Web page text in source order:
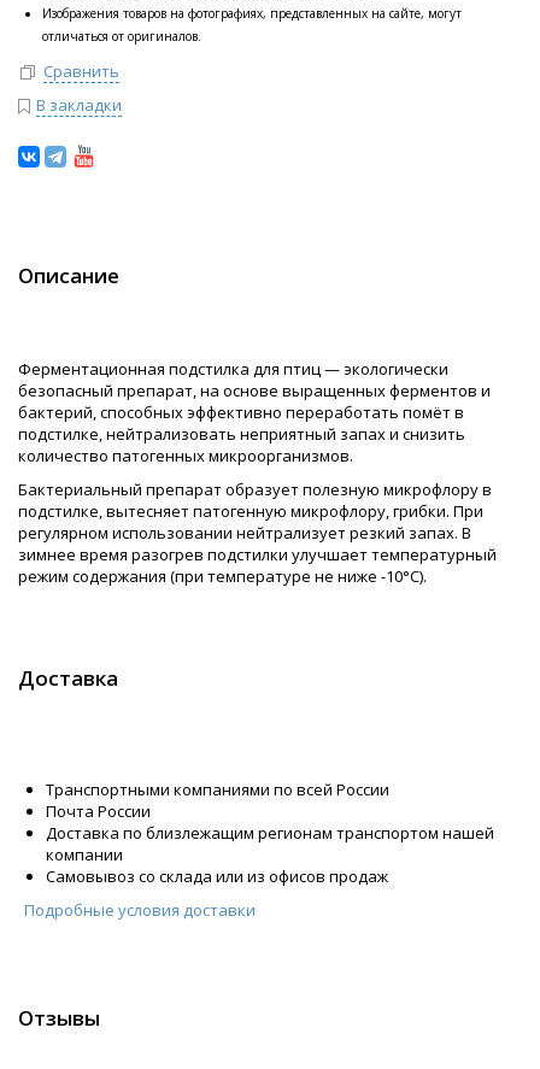
Изображения товаров на фотографиях, представленных на сайте, могут
отличаться от оригиналов.
Сравнить
В закладки
Описание
Ферментационная подстилка для птиц — экологически
безопасный препарат, на основе выращенных ферментов и
бактерий, способных эффективно переработать помёт в
подстилке, нейтрализовать неприятный запах и снизить
количество патогенных микроорганизмов.
Бактериальный препарат образует полезную микрофлору в
подстилке, вытесняет патогенную микрофлору, грибки. При
регулярном использовании нейтрализует резкий запах. В
зимнее время разогрев подстилки улучшает температурный
режим содержания (при температуре не ниже -10°C).
Доставка
Транспортными компаниями по всей России
Почта России
Доставка по близлежащим регионам транспортом нашей
компании
Самовывоз со склада или из офисов продаж
Подробные условия доставки
Отзывы